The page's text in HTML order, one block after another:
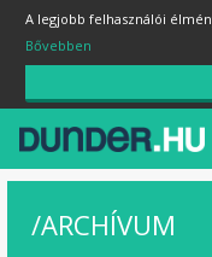
A legjobb felhasználói
Bővebben
/ARCHÍVUM